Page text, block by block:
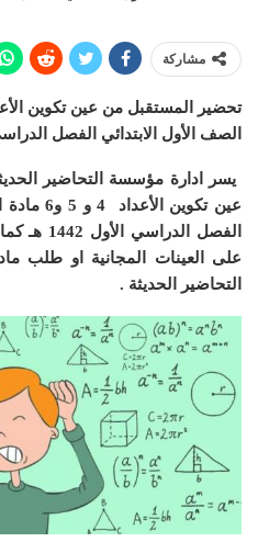
مشاركة
الصف الأول الابتدائي الفصل الدراسي
يسر ادارة مؤسسة التحاضير
عين تكوين
الفصل الدراسي الأول 1442 هـ
على العينات المجانية او طلب
التحاضير الحديثة .